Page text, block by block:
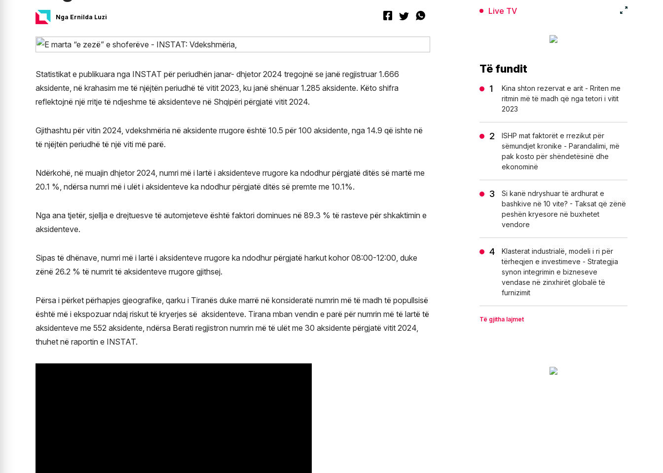
Nga Ernilda Luzi
Statistikat e publikuara nga INSTAT për periudhën janar- dhjetor 2024 tregojnë se janë regjistruar 1.666
aksidente, në krahasim me të njëjtën periudhë të vitit 2023, ku janë shënuar 1.285 aksidente. Këto shifra
reflektojnë një rritje të ndjeshme të aksidenteve në Shqipëri përgjatë vitit 2024.
Gjithashtu për vitin 2024, vdekshmëria në aksidente rrugore është 10.5 për 100 aksidente, nga 14.9 që ishte në
të njëjtën periudhë të një viti më parë.
Ndërkohë, në muajin dhjetor 2024, numri më i lartë i aksidenteve rrugore ka ndodhur përgjatë ditës së martë me
20.1 %, ndërsa numri më i ulët i aksidenteve ka ndodhur përgjatë ditës së premte me 10.1%.
Nga ana tjetër, sjellja e drejtuesve të automjeteve është faktori dominues në 89.3 % të rasteve për shkaktimin e
aksidenteve.
Sipas të dhënave, numri më i lartë i aksidenteve rrugore ka ndodhur përgjatë harkut kohor 08:00-12:00, duke
zënë 26.2 % të numrit të aksidenteve rrugore gjithsej.
Përsa i përket përhapjes gjeografike, qarku i Tiranës duke marrë në konsideratë numrin më të madh të popullsisë
është më i ekspozuar ndaj riskut të kryerjes së aksidenteve. Tirana mban vendin e parë për numrin më të lartë të
aksidenteve me 552 aksidente, ndërsa Berati regjistron numrin më të ulët me 30 aksidente përgjatë vitit 2024,
thuhet në raportin e INSTAT.
Live TV
Të fundit
Kina shton rezervat e arit - Rriten me
ritmin më të madh që nga tetori i vitit
2023
ISHP mat faktorët e rrezikut për
sëmundjet kronike - Parandalimi, më
pak kosto për shëndetësinë dhe
ekonominë
Si kanë ndryshuar të ardhurat e
bashkive në 10 vite? - Taksat që zënë
peshën kryesore në buxhetet
vendore
Klasterat industrialë, modeli i ri për
tërheqjen e investimeve - Strategjia
synon integrimin e bizneseve
vendase në zinxhirët globalë të
furnizimit
Të gjitha lajmet